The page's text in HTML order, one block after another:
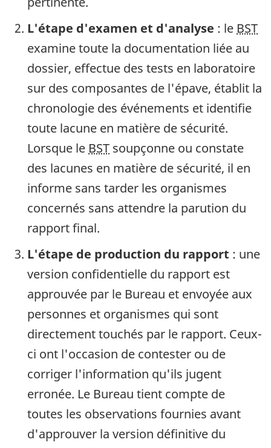
L'étape d'examen et d'analyse : le BST
examine toute la documentation liée au
dossier, effectue des tests en laboratoire
sur des composantes de l'épave, établit la
chronologie des événements et identifie
toute lacune en matière de sécurité.
Lorsque le BST soupçonne ou constate
des lacunes en matière de sécurité, il en
informe sans tarder les organismes
concernés sans attendre la parution du
rapport final.
L'étape de production du rapport : une
version confidentielle du rapport est
approuvée par le Bureau et envoyée aux
personnes et organismes qui sont
directement touchés par le rapport. Ceux-
ci ont l'occasion de contester ou de
corriger l'information qu'ils jugent
erronée. Le Bureau tient compte de
toutes les observations fournies avant
d'approuver la version définitive du